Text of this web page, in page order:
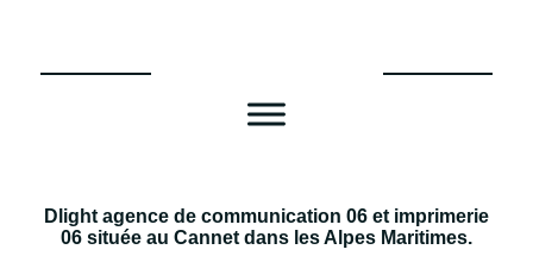
Dlight agence de communication 06 et imprimerie
06 située au Cannet dans les Alpes Maritimes.